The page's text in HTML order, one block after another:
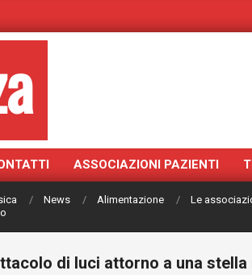
ASSOCIAZIONI PAZIENTI
News Alimentazione
Le
di luci attorno a una stella